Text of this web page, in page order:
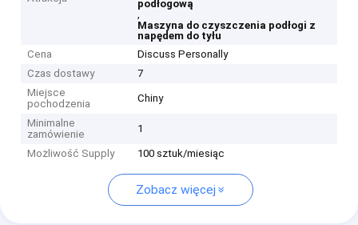
podłogową
,
Maszyna do czyszczenia podłogi z
napędem do tyłu
Cena
Discuss Personally
Czas dostawy
7
Miejsce
pochodzenia
Chiny
Minimalne
zamówienie
1
Możliwość Supply 100 sztuk/miesiąc
Zobacz więcej